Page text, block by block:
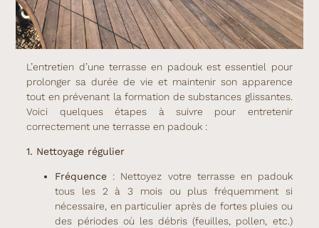
L’entretien d’une terrasse en padouk est essentiel pour
prolonger sa durée de vie et maintenir son apparence
tout en prévenant la formation de substances glissantes.
Voici quelques étapes à suivre pour entretenir
correctement une terrasse en padouk :
1. Nettoyage régulier
Fréquence : Nettoyez votre terrasse en padouk
tous les 2 à 3 mois ou plus fréquemment si
nécessaire, en particulier après de fortes pluies ou
des périodes où les débris (feuilles, pollen, etc.)